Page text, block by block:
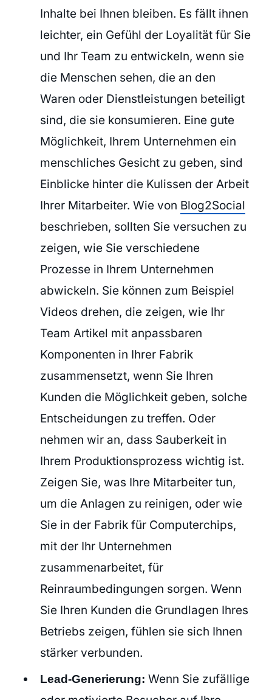
Inhalte bei Ihnen bleiben. Es fällt ihnen
leichter, ein Gefühl der Loyalität für Sie
und Ihr Team zu entwickeln, wenn sie
die Menschen sehen, die an den
Waren oder Dienstleistungen beteiligt
sind, die sie konsumieren. Eine gute
Möglichkeit, Ihrem Unternehmen ein
menschliches Gesicht zu geben, sind
Einblicke hinter die Kulissen der Arbeit
Ihrer Mitarbeiter. Wie von Blog2Social
beschrieben, sollten Sie versuchen zu
zeigen, wie Sie verschiedene
Prozesse in Ihrem Unternehmen
abwickeln. Sie können zum Beispiel
Videos drehen, die zeigen, wie Ihr
Team Artikel mit anpassbaren
Komponenten in Ihrer Fabrik
zusammensetzt, wenn Sie Ihren
Kunden die Möglichkeit geben, solche
Entscheidungen zu treffen. Oder
nehmen wir an, dass Sauberkeit in
Ihrem Produktionsprozess wichtig ist.
Zeigen Sie, was Ihre Mitarbeiter tun,
um die Anlagen zu reinigen, oder wie
Sie in der Fabrik für Computerchips,
mit der Ihr Unternehmen
zusammenarbeitet, für
Reinraumbedingungen sorgen. Wenn
Sie Ihren Kunden die Grundlagen Ihres
Betriebs zeigen, fühlen sie sich Ihnen
stärker verbunden.
Lead-Generierung: Wenn Sie zufällige